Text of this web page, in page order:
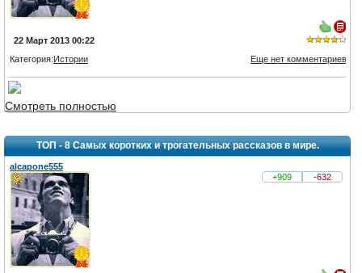
из 5,
22 Март 2013 00:22
Еще нет комментариев
Категория:Истории
Смотреть полностью
ТОП - 8 Самых коротких и трогательных рассказов в мире.
alcapone555
+909
-632